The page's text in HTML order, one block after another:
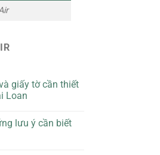
giấy tờ cần thiết
Loan
lưu ý cần biết